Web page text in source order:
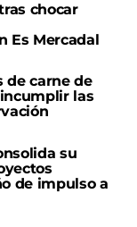
chocar
Es Mercadal
de carne de
las
su
de impulso a